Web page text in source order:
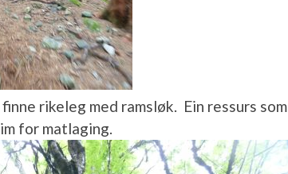
rikeleg med ramsløk. Ein ressurs som
for matlaging.